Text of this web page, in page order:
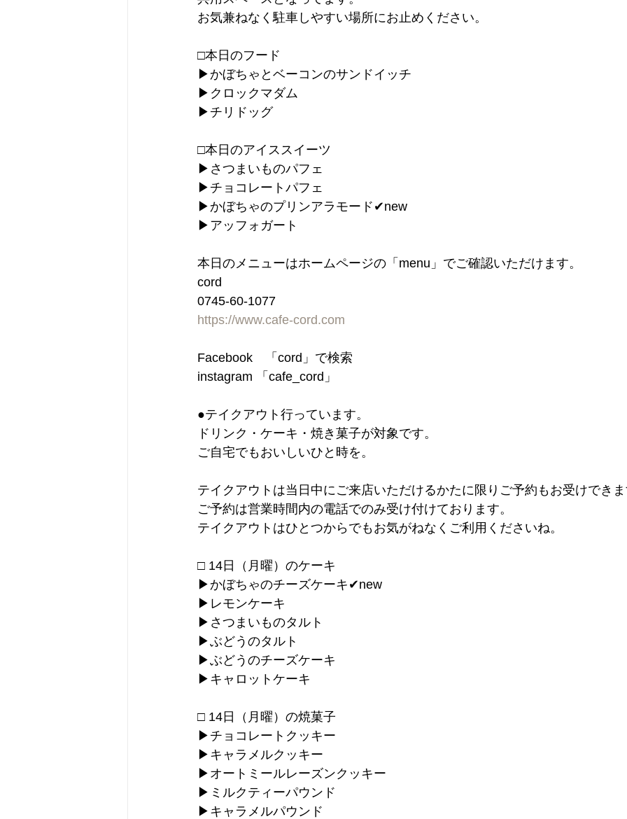
お気兼ねなく駐車しやすい場所にお止めください。
□本日のフード
▶︎かぼちゃとベーコンのサンドイッチ
▶︎クロックマダム
▶︎チリドッグ
□本日のアイススイーツ
▶︎さつまいものパフェ
▶︎チョコレートパフェ
▶︎かぼちゃのプリンアラモード✔︎new
▶︎アッフォガート
本日のメニューはホームページの「menu」でご確認いただけます。
cord
0745-60-1077
https://www.cafe-cord.com
Facebook　「cord」で検索
instagram 「cafe_cord」
●テイクアウト行っています。
ドリンク・ケーキ・焼き菓子が対象です。
ご自宅でもおいしいひと時を。
テイクアウトは当日中にご来店いただけるかたに限りご予約もお受けでき
ご予約は営業時間内の電話でのみ受け付けております。
テイクアウトはひとつからでもお気がねなくご利用くださいね。
□ 14日（月曜）のケーキ
▶︎かぼちゃのチーズケーキ✔︎new
▶︎レモンケーキ
▶︎さつまいものタルト
▶︎ぶどうのタルト
▶︎ぶどうのチーズケーキ
▶︎キャロットケーキ
□ 14日（月曜）の焼菓子
▶︎チョコレートクッキー
▶︎キャラメルクッキー
▶︎オートミールレーズンクッキー
▶︎ミルクティーパウンド
▶︎キャラメルパウンド